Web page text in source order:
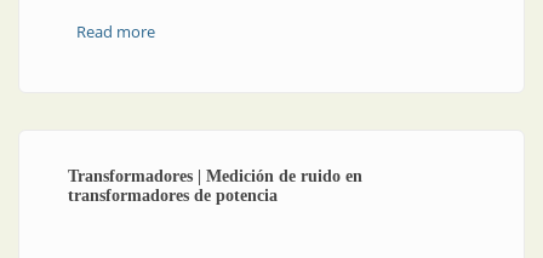
Read moreabout Nota técnica | Instrumentos para medir ruido
Transformadores | Medición de ruido en
transformadores de potencia